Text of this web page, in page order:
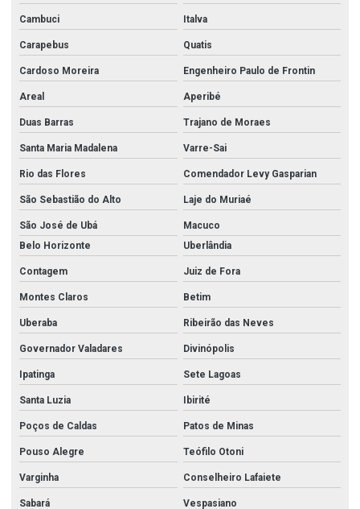
Cambuci Italva
Carapebus Quatis
Cardoso Moreira Engenheiro Paulo de Frontin
Areal Aperibé
Duas Barras Trajano de Moraes
Santa Maria Madalena Varre-Sai
Rio das Flores Comendador Levy Gasparian
São Sebastião do Alto Laje do Muriaé
São José de Ubá
Macuco
Belo Horizonte
Uberlândia
Contagem Juiz de Fora
Montes Claros Betim
Uberaba Ribeirão das Neves
Governador Valadares Divinópolis
Ipatinga Sete Lagoas
Santa Luzia Ibirité
Poços de Caldas Patos de Minas
Pouso Alegre Teófilo Otoni
Varginha Conselheiro Lafaiete
Sabará Vespasiano